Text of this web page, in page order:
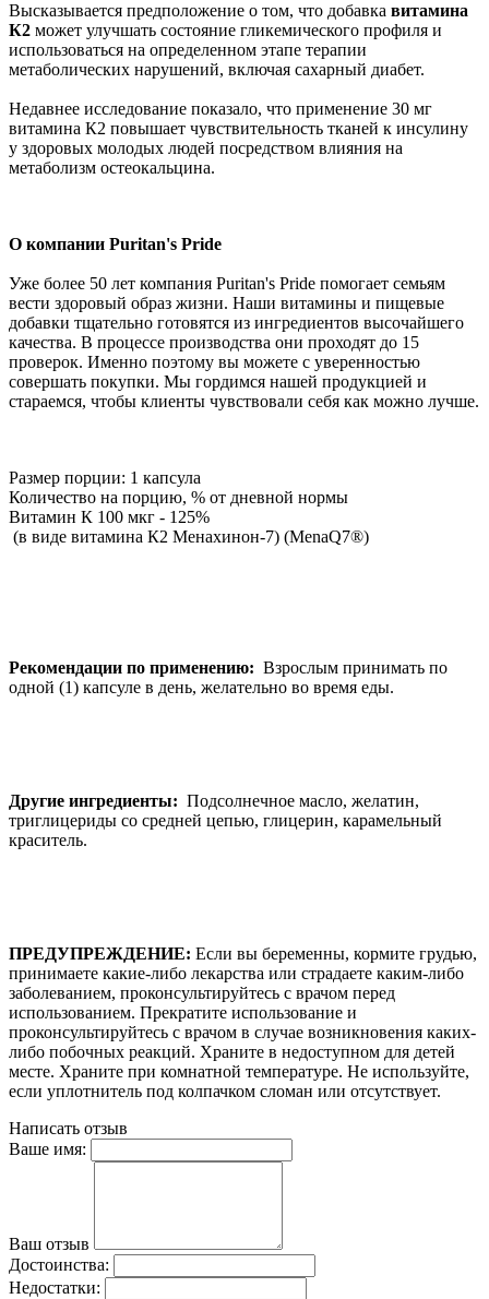
Высказывается предположение о том, что добавка витамина
К2 может улучшать состояние гликемического профиля и
использоваться на определенном этапе терапии
метаболических нарушений, включая сахарный диабет.
Недавнее исследование показало, что применение 30 мг
витамина К2 повышает чувствительность тканей к инсулину
у здоровых молодых людей посредством влияния на
метаболизм остеокальцина.
О компании Puritan's Pride
Уже более 50 лет компания Puritan's Pride помогает семьям
вести здоровый образ жизни. Наши витамины и пищевые
добавки тщательно готовятся из ингредиентов высочайшего
качества. В процессе производства они проходят до 15
проверок. Именно поэтому вы можете с уверенностью
совершать покупки. Мы гордимся нашей продукцией и
стараемся, чтобы клиенты чувствовали себя как можно лучше.
Размер порции: 1 капсула
Количество на порцию, % от дневной нормы
Витамин К 100 мкг - 125%
(в виде витамина К2 Менахинон-7) (MenaQ7®)
Рекомендации по применению: Взрослым принимать по
одной (1) капсуле в день, желательно во время еды.
Другие ингредиенты: Подсолнечное масло, желатин,
триглицериды со средней цепью, глицерин, карамельный
краситель.
ПРЕДУПРЕЖДЕНИЕ: Если вы беременны, кормите грудью,
принимаете какие-либо лекарства или страдаете каким-либо
заболеванием, проконсультируйтесь с врачом перед
использованием. Прекратите использование и
проконсультируйтесь с врачом в случае возникновения каких-
либо побочных реакций. Храните в недоступном для детей
месте. Храните при комнатной температуре. Не используйте,
если уплотнитель под колпачком сломан или отсутствует.
Написать отзыв
Ваше имя:
Ваш отзыв
Достоинства:
Недостатки: